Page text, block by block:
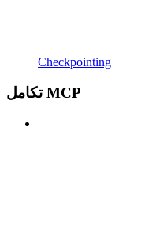
Checkpointing
تكامل MCP